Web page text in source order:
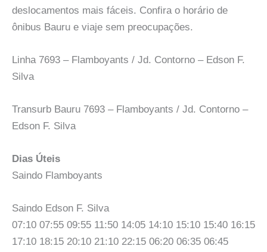
deslocamentos mais fáceis. Confira o horário de
ônibus Bauru e viaje sem preocupações.
Linha 7693 – Flamboyants / Jd. Contorno – Edson F.
Silva
Transurb Bauru 7693 – Flamboyants / Jd. Contorno –
Edson F. Silva
Dias Úteis
Saindo Flamboyants
Saindo Edson F. Silva
07:10 07:55 09:55 11:50 14:05 14:10 15:10 15:40 16:15
17:10 18:15 20:10 21:10 22:15 06:20 06:35 06:45